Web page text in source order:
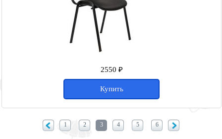
2550 ₽
Купить
1 2 3 4 5 6